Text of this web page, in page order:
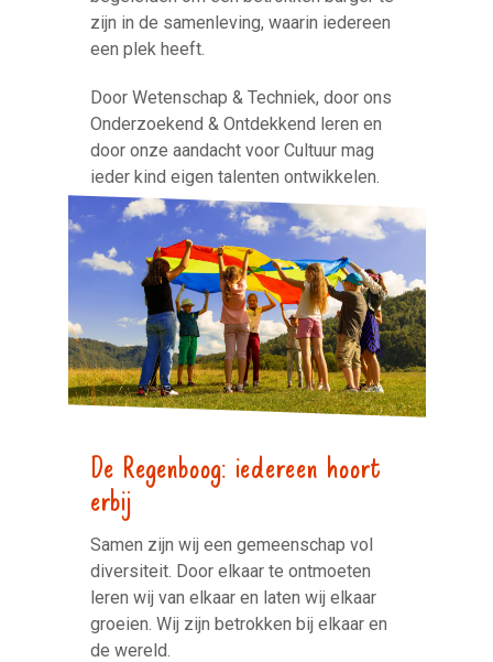
zijn in de samenleving, waarin iedereen
een plek heeft.
Door Wetenschap & Techniek, door ons
Onderzoekend & Ontdekkend leren en
door onze aandacht voor Cultuur mag
ieder kind eigen talenten ontwikkelen.
De Regenboog: iedereen hoort
erbij
Samen zijn wij een gemeenschap vol
diversiteit. Door elkaar te ontmoeten
leren wij van elkaar en laten wij elkaar
groeien. Wij zijn betrokken bij elkaar en
de wereld.